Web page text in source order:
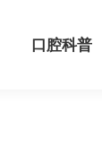
口腔科普